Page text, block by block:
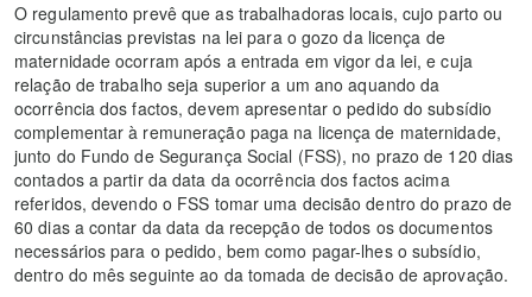
O regulamento prevê que as trabalhadoras locais, cujo parto ou
circunstâncias previstas na lei para o gozo da licença de
maternidade ocorram após a entrada em vigor da lei, e cuja
relação de trabalho seja superior a um ano aquando da
ocorrência dos factos, devem apresentar o pedido do subsídio
complementar à remuneração paga na licença de maternidade,
junto do Fundo de Segurança Social (FSS), no prazo de 120 dias
contados a partir da data da ocorrência dos factos acima
referidos, devendo o FSS tomar uma decisão dentro do prazo de
60 dias a contar da data da recepção de todos os documentos
necessários para o pedido, bem como pagar-lhes o subsídio,
dentro do mês seguinte ao da tomada de decisão de aprovação.